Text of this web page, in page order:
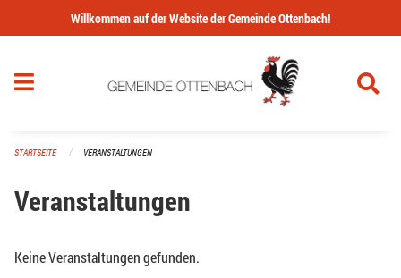
Navigation überspringen
Willkommen auf der Website der Gemeinde Ottenbach!
STARTSEITE VERANSTALTUNGEN
Veranstaltungen
Keine Veranstaltungen gefunden.